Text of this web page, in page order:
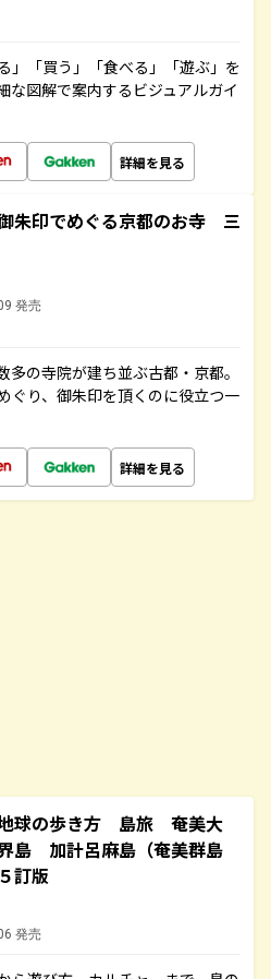
」「買う」「食べる」「遊ぶ」を
な図解で案内するビジュアルガイ
詳細を見る
朱印でめぐる京都のお寺 三
発売
の寺院が建ち並ぶ古都・京都。
ぐり、御朱印を頂くのに役立つ一
詳細を見る
球の歩き方 島旅 奄美大
島 加計呂麻島（奄美群島
訂版
発売